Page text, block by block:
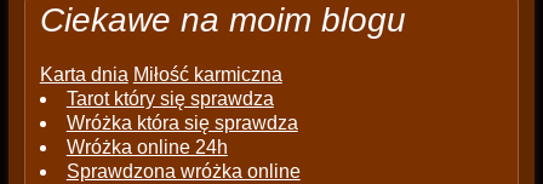
Ciekawe na moim blogu
Karta dnia Miłość karmiczna
Tarot który się sprawdza
Wróżka która się sprawdza
Wróżka online 24h
Sprawdzona wróżka online